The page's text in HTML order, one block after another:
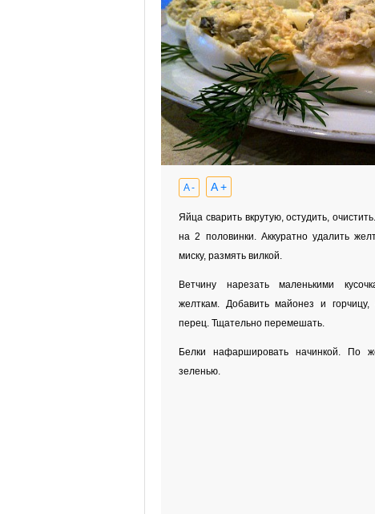
A - A +
Яйца сварить вкрутую, остудить,
на 2 половинки. Аккуратно удалить
миску, размять вилкой.
Ветчину нарезать маленькими
желткам. Добавить майонез и
перец. Тщательно перемешать.
Белки нафаршировать начинкой. По
зеленью.